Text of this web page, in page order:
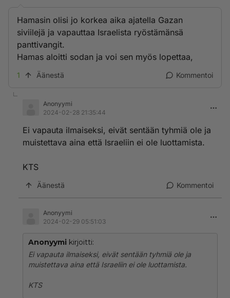
Hamasin olisi jo korkea aika ajatella Gazan
siviilejä ja vapauttaa Israelista ryöstämänsä
panttivangit.
Hamas aloitti sodan ja voi sen myös lopettaa,
1 Äänestä Kommentoi
Anonyymi
2024-02-28 21:35:44
Ei vapauta ilmaiseksi, eivät sentään tyhmiä ole ja
muistettava aina että Israeliin ei ole luottamista.
KTS
Äänestä Kommentoi
Anonyymi
2024-02-29 05:51:03
Anonyymi kirjoitti:
Ei vapauta ilmaiseksi, eivät sentään tyhmiä ole ja
muistettava aina että Israeliin ei ole luottamista.
KTS